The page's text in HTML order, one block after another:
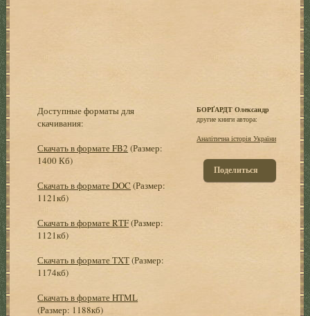
Доступные форматы для
скачивания:
Скачать в формате FB2 (Размер:
1400 Кб)
Скачать в формате DOC (Размер:
1121кб)
Скачать в формате RTF(Размер:
1121кб)
Скачать в формате TXT(Размер:
1174кб)
Скачать в формате HTML
(Размер: 1188кб)
БОРҐАРДТ Олександр
другие книги автора:
Аналітична історія України
Поделиться